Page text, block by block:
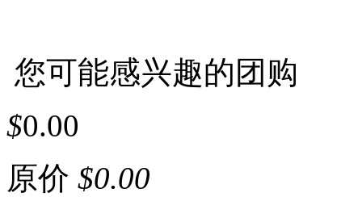
您可能感兴趣的团购
$0.00
原价 $0.00